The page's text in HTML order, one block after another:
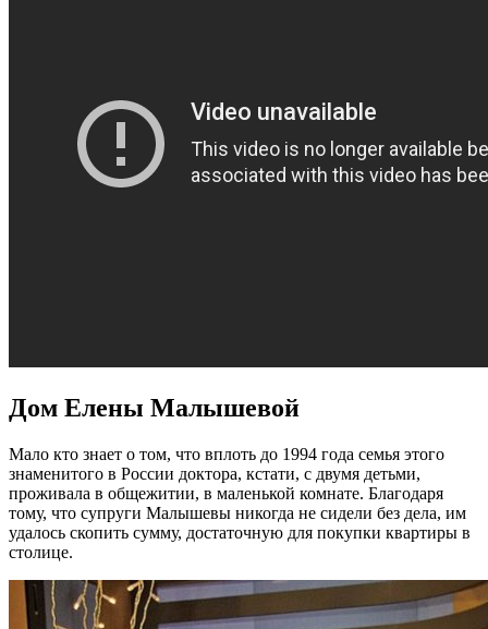
Дом Елены Малышевой
Мало кто знает о том, что вплоть до 1994 года семья этого
знаменитого в России доктора, кстати, с двумя детьми,
проживала в общежитии, в маленькой комнате. Благодаря
тому, что супруги Малышевы никогда не сидели без дела, им
удалось скопить сумму, достаточную для покупки квартиры в
столице.